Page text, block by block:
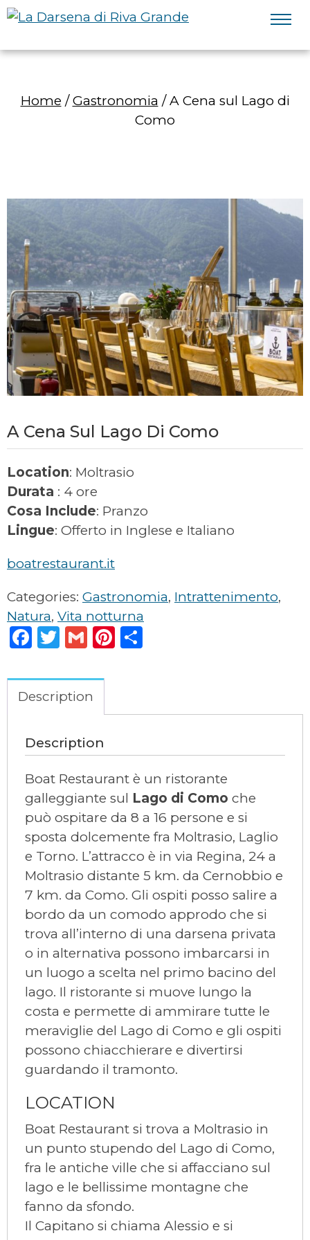
Home /Gastronomia / A Cena sul Lago di
Como
A Cena Sul Lago Di Como
Location: Moltrasio
Durata : 4 ore
Cosa Include: Pranzo
Lingue: Offerto in Inglese e Italiano
boatrestaurant.it
Categories: Gastronomia, Intrattenimento,
Natura, Vita notturna
Facebook
Twitter
GmailPinterest
Description
Description
Boat Restaurant è un ristorante
galleggiante sul Lago di Como che
può ospitare da 8 a 16 persone e si
sposta dolcemente fra Moltrasio, Laglio
e Torno. L’attracco è in via Regina, 24 a
Moltrasio distante 5 km. da Cernobbio e
7 km. da Como. Gli ospiti posso salire a
bordo da un comodo approdo che si
trova all’interno di una darsena privata
o in alternativa possono imbarcarsi in
un luogo a scelta nel primo bacino del
lago. Il ristorante si muove lungo la
costa e permette di ammirare tutte le
meraviglie del Lago di Como e gli ospiti
possono chiacchierare e divertirsi
guardando il tramonto.
LOCATION
Boat Restaurant si trova a Moltrasio in
un punto stupendo del Lago di Como,
fra le antiche ville che si affacciano sul
lago e le bellissime montagne che
fanno da sfondo.
Il Capitano si chiama Alessio e si